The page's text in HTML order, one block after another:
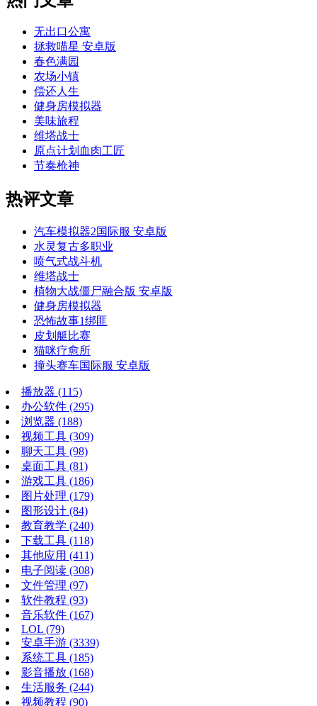
无出口公寓
拯救喵星 安卓版
春色满园
农场小镇
偿还人生
健身房模拟器
美味旅程
维塔战士
原点计划血肉工匠
节奏枪神
热评文章
汽车模拟器2国际服 安卓版
水灵复古多职业
喷气式战斗机
维塔战士
植物大战僵尸融合版 安卓版
健身房模拟器
恐怖故事1绑匪
皮划艇比赛
猫咪疗愈所
撞头赛车国际服 安卓版
播放器 (115)
办公软件 (295)
浏览器 (188)
视频工具 (309)
聊天工具 (98)
桌面工具 (81)
游戏工具 (186)
图片处理 (179)
图形设计 (84)
教育教学 (240)
下载工具 (118)
其他应用 (411)
电子阅读 (308)
文件管理 (97)
软件教程 (93)
音乐软件 (167)
LOL (79)
安卓手游 (3339)
系统工具 (185)
影音播放 (168)
生活服务 (244)
视频教程 (90)